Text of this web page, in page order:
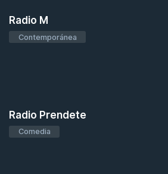
Radio M
Contemporánea
Radio Prendete
Comedia